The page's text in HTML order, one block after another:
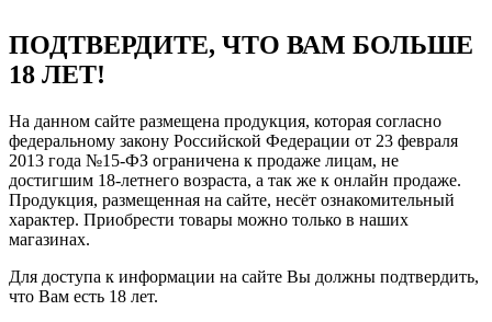
ПОДТВЕРДИТЕ, ЧТО ВАМ БОЛЬШЕ
18 ЛЕТ!
На данном сайте размещена продукция, которая согласно
федеральному закону Российской Федерации от 23 февраля
2013 года №15-ФЗ ограничена к продаже лицам, не
достигшим 18-летнего возраста, а так же к онлайн продаже.
Продукция, размещенная на сайте, несёт ознакомительный
характер. Приобрести товары можно только в наших
магазинах.
Для доступа к информации на сайте Вы должны подтвердить,
что Вам есть 18 лет.